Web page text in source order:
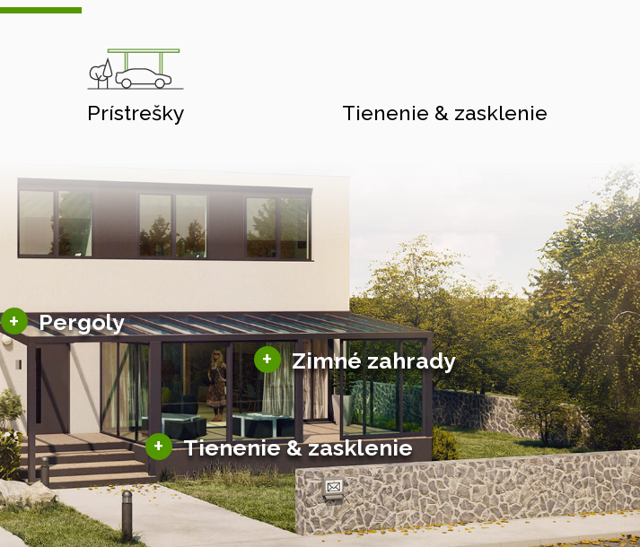
Prístrešky Tienenie & zasklenie
+ Pergoly
Hliníkové pergoly
Bioklimatické pergoly
Altány a zastrešenie
Solárne pergoly
+ Zimné zahrady
Sezónne zimné záhrady
Hliníkové zimné záhrady
Posuvné zimné záhrady
Solárne zimné záhrady
+ Tienenie & zasklenie
Tienenie
Zasklenie